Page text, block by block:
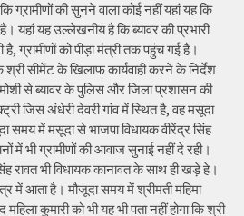
ग्रामीणों की सुनने वाला कोई नहीं यहां यह कि
यहां यह उल्लेखनीय है कि ब्यावर की प्रभारी
ग्रामीणों को पीड़ा मंत्री तक पहुंच गई है।
सीमेंट के खिलाफ कार्यवाही करने के निर्देश
से ब्यावर के पुलिस और जिला प्रशासन की
जिस अंधेरी देवरी गांव में स्थित है, वह मसूदा
समय में मसूदा से भाजपा विधायक वीरेंद्र सिंह
में भी ग्रामीणों की आवाज सुनाई नहीं दे रही।
रावत भी विधायक कानावत के साथ ही खड़े हे।
में आता है। मौजूदा समय में श्रीमती महिमा
कुमारी को भी यह भी पता नहीं होगा कि श्री